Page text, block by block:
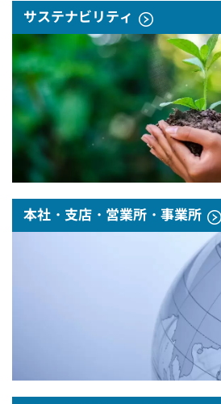
サステナビリティ
本社・支店・営業所・事業所